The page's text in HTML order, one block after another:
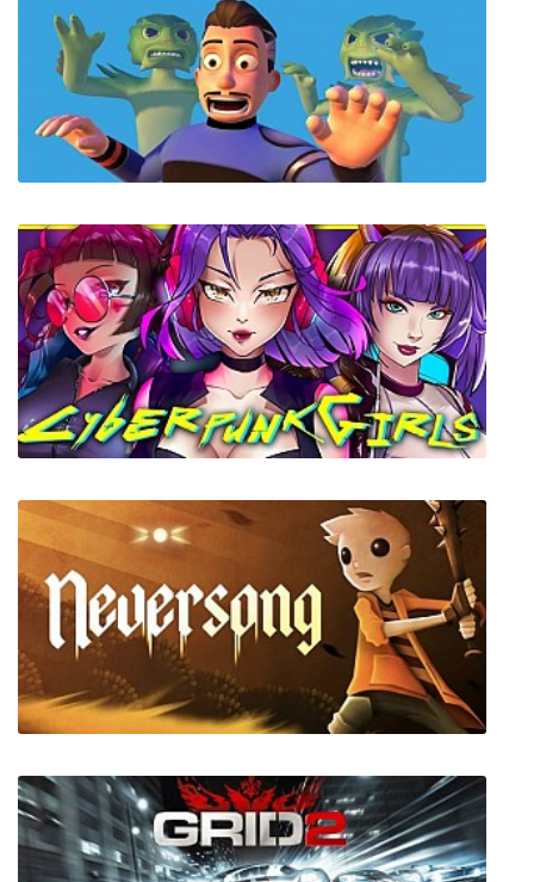
Pro Evolution Soccer 2018
Mindshow VR
Cyberpunk Girls